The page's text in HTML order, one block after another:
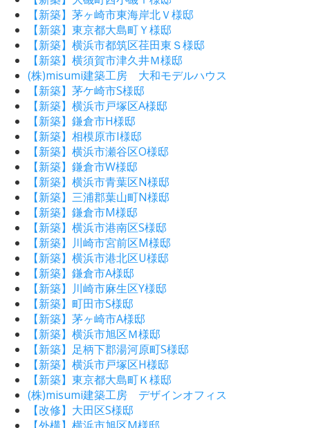
【新築】茅ヶ崎市東海岸北Ｖ様邸
【新築】東京都大島町Ｙ様邸
【新築】横浜市都筑区荏田東Ｓ様邸
【新築】横須賀市津久井Ｍ様邸
(株)misumi建築工房 大和モデルハウス
【新築】茅ケ崎市S様邸
【新築】横浜市戸塚区A様邸
【新築】鎌倉市H様邸
【新築】相模原市I様邸
【新築】横浜市瀬谷区O様邸
【新築】鎌倉市W様邸
【新築】横浜市青葉区N様邸
【新築】三浦郡葉山町N様邸
【新築】鎌倉市M様邸
【新築】横浜市港南区S様邸
【新築】川崎市宮前区M様邸
【新築】横浜市港北区U様邸
【新築】鎌倉市A様邸
【新築】川崎市麻生区Y様邸
【新築】町田市S様邸
【新築】茅ヶ崎市A様邸
【新築】横浜市旭区Ｍ様邸
【新築】足柄下郡湯河原町S様邸
【新築】横浜市戸塚区H様邸
【新築】東京都大島町Ｋ様邸
(株)misumi建築工房 デザインオフィス
【改修】大田区S様邸